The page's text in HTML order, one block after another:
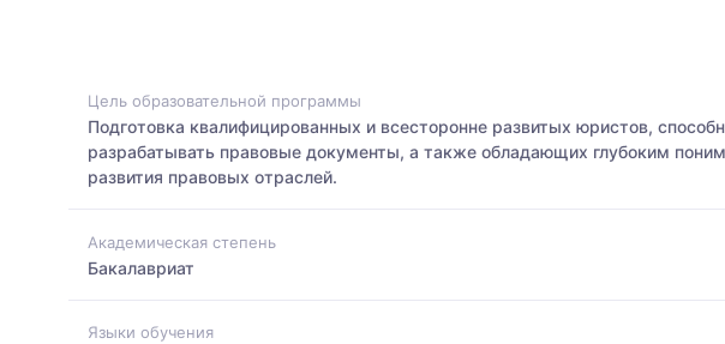
Цель образовательной программы
Подготовка квалифицированных и всесторонне развитых юристов,
разрабатывать правовые документы, а также обладающих глубоким
развития правовых отраслей.
Академическая степень
Бакалавриат
Языки обучения